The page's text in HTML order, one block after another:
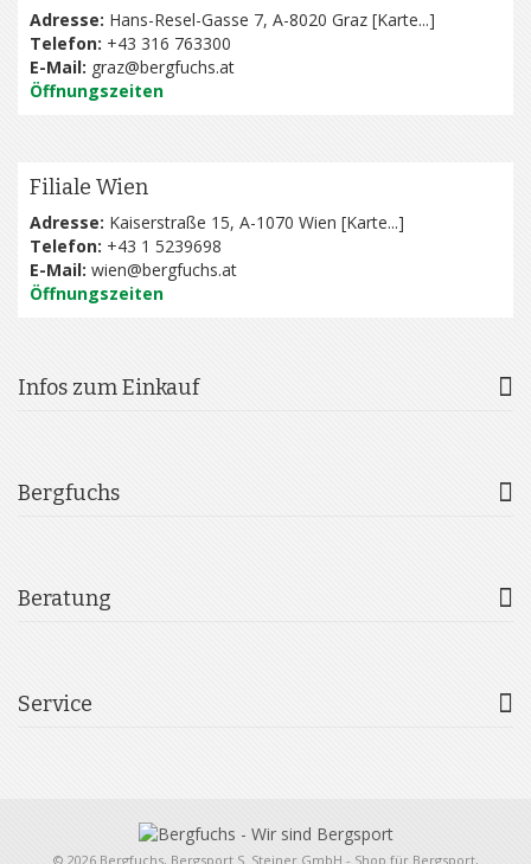
Adresse: Hans-Resel-Gasse 7, A-8020 Graz [Karte...]
Telefon: +43 316 763300
E-Mail: graz@bergfuchs.at
Öffnungszeiten
Filiale Wien
Adresse: Kaiserstraße 15, A-1070 Wien [Karte...]
Telefon: +43 1 5239698
E-Mail: wien@bergfuchs.at
Öffnungszeiten
Infos zum Einkauf
Bergfuchs
Beratung
Service
© 2026 Bergfuchs, Bergsport S. Steiner GmbH - Shop für Bergsport,